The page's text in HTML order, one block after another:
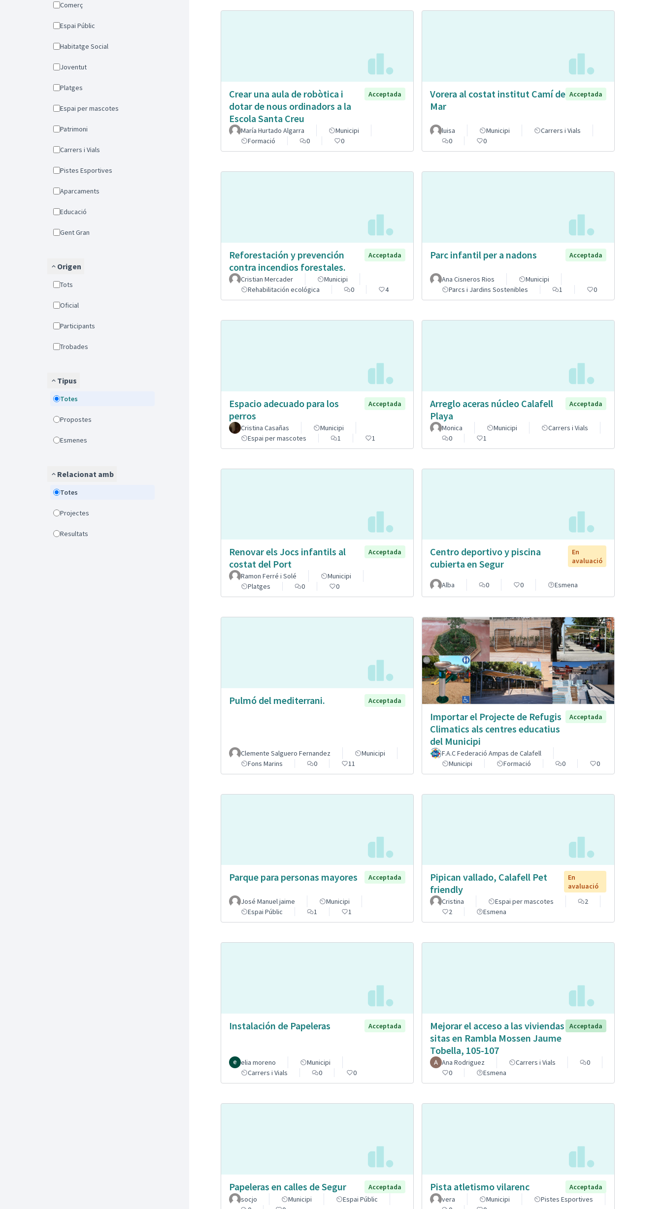
Comerç
Espai Públic
Habitatge Social
Joventut
Platges
Espai per mascotes
Patrimoni
Carrers i Vials
Pistes Esportives
Aparcaments
Educació
Gent Gran
Origen
Tots
Oficial
Participants
Trobades
Tipus
Totes
Propostes
Esmenes
Relacionat amb
Totes
Projectes
Resultats
Crear una aula de robòtica i
dotar de nous ordinadors a la
Escola Santa Creu
Acceptada
María Hurtado Algarra
Municipi
Formació
0 0
Vorera al costat institut Camí de
Mar
Acceptada
luisa Municipi
Carrers i Vials
0
0
Reforestación y prevención
contra incendios forestales.
Acceptada
Cristian Mercader
Municipi
Rehabilitación ecológica
0 4
Parc infantil per a nadons Acceptada
Ana Cisneros Rios
Municipi
Parcs i Jardins Sostenibles
1 0
Espacio adecuado para los
perros
Acceptada
Cristina Casañas
Municipi
Espai per mascotes
1 1
Arreglo aceras núcleo Calafell
Playa
Acceptada
Monica Municipi
Carrers i Vials
0
1
Renovar els Jocs infantils al
costat del Port
Acceptada
Ramon Ferré i Solé
Municipi
Platges
0 0
Centro deportivo y piscina
cubierta en Segur
En
avaluació
Alba 0 0 Esmena
Pulmó del mediterrani. Acceptada
Clemente Salguero Fernandez
Municipi
Fons Marins
0 11
Importar el Projecte de Refugis
Climatics als centres educatius
del Municipi
Acceptada
F.A.C Federació Ampas de Calafell
Municipi
Formació 0 0
Parque para personas mayores Acceptada
José Manuel jaime
Municipi
Espai Públic
1 1
Pipican vallado, Calafell Pet
friendly
En
avaluació
Cristina
Espai per mascotes
2
2
Esmena
Instalación de Papeleras Acceptada
elia moreno
Municipi
Carrers i Vials
0 0
Mejorar el acceso a las viviendas
sitas en Rambla Mossen Jaume
Tobella, 105-107
Acceptada
Ana Rodriguez Carrers i Vials
0
0
Esmena
Papeleras en calles de Segur
Acceptada
socjo
Municipi
Espai Públic
Pista atletismo vilarenc
Acceptada
vera
Municipi
Pistes Esportives